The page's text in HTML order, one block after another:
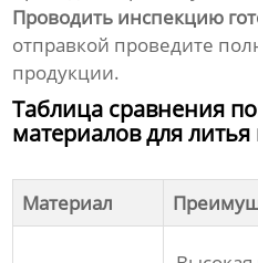
Проводить инспекцию
отправкой проведите
продукции.
Таблица сравнения
материалов для
Материал